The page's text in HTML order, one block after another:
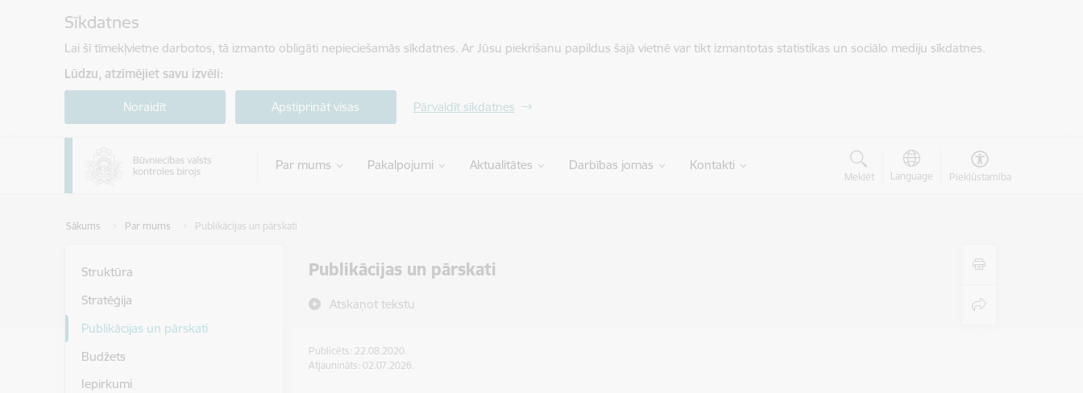
Sīkdatnes
Lai šī tīmekļvietne darbotos, tā izmanto obligāti nepieciešamās sīkdatnes. Ar Jūsu piekrišanu papildus šajā vietnē var tikt izmantotas statistikas un sociālo mediju sīkdatnes.
Lūdzu, atzīmējiet savu izvēli:
Noraidīt Apstiprināt visas Pārvaldīt sīkdatnes
Par mums Pakalpojumi Aktualitātes Darbības jomas Kontakti
Meklēt Language Piekļūstamība
Sākums Par mums Publikācijas un pārskati
Publikācijas un pārskati
Atskaņot tekstu
Struktūra
Stratēģija
Publikācijas un pārskati
Budžets
Iepirkumi
Publicēts: 22.08.2020.
Atjaunināts: 02.07.2026.